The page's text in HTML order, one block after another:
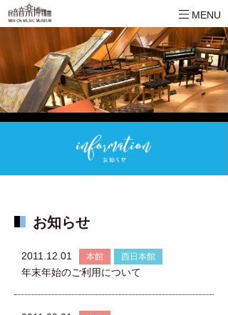
MENU
お知らせ
2011.12.01 本館 西日本館
年末年始のご利用について